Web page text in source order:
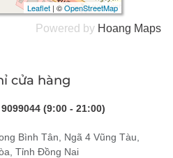
Leaflet | ©OpenStreetMap
Leaflet | ©OpenStreetMap
Powered by Hoang Maps
cửa hàng
(9:00 - 21:00)
Bình Tân, Ngã 4 Vũng Tàu,
Tỉnh Đồng Nai